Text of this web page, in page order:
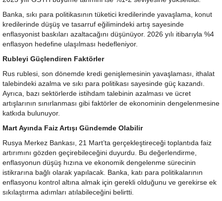
Banka, sıkı para politikasının tüketici kredilerinde yavaşlama, konut
kredilerinde düşüş ve tasarruf eğilimindeki artış sayesinde
enflasyonist baskıları azaltacağını düşünüyor. 2026 yılı itibarıyla %4
enflasyon hedefine ulaşılması hedefleniyor.
Rubleyi Güçlendiren Faktörler
Rus rublesi, son dönemde kredi genişlemesinin yavaşlaması, ithalat
talebindeki azalma ve sıkı para politikası sayesinde güç kazandı.
Ayrıca, bazı sektörlerde istihdam talebinin azalması ve ücret
artışlarının sınırlanması gibi faktörler de ekonominin dengelenmesine
katkıda bulunuyor.
Mart Ayında Faiz Artışı Gündemde Olabilir
Rusya Merkez Bankası, 21 Mart’ta gerçekleştireceği toplantıda faiz
artırımını gözden geçirebileceğini duyurdu. Bu değerlendirme,
enflasyonun düşüş hızına ve ekonomik dengelenme sürecinin
istikrarına bağlı olarak yapılacak. Banka, katı para politikalarının
enflasyonu kontrol altına almak için gerekli olduğunu ve gerekirse ek
sıkılaştırma adımları atılabileceğini belirtti.